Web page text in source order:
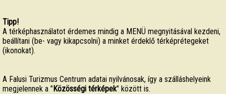
Tipp!
A térképhasználatot érdemes mindig a MENÜ megnyitásával kezdeni,
beállítani (be- vagy kikapcsolni) a minket érdeklő térképrétegeket
(ikonokat).
A Falusi Turizmus Centrum adatai nyilvánosak, így a szálláshelyeink
megjelennek a "Közösségi térképek" között is.